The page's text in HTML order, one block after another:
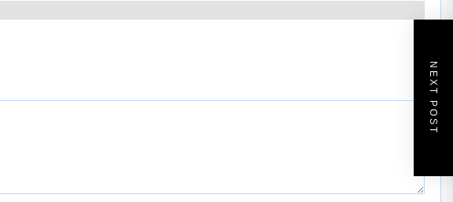
NEXT POST